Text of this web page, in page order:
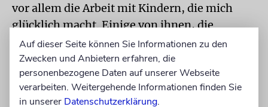
vor allem die Arbeit mit Kindern, die mich
glücklich macht. Einige von ihnen, die
inzwischen fast erwachsen sind und in China
oder den Niederlanden studieren, kommen
manchmal zu Besuch und sagen mir, dass
meine Arbeit mit ihnen sehr wichtig für ihren
Auf dieser Seite können Sie Informationen zu den
Zwecken und Anbietern erfahren, die
personenbezogene Daten auf unserer Webseite
verarbeiten. Weitergehende Informationen finden Sie
in unserer Datenschutzerklärung.